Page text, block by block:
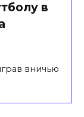
в
вничью